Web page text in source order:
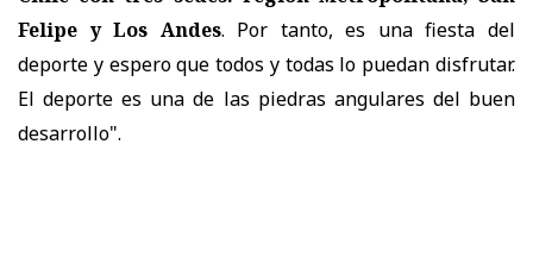
Felipe y Los Andes. Por tanto, es una fiesta del
deporte y espero que todos y todas lo puedan disfrutar.
El deporte es una de las piedras angulares del buen
desarrollo".